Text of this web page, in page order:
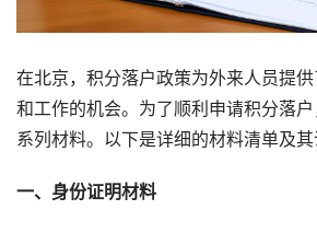
在北京，积分落户政策为外来人员提
和工作的机会。为了顺利申请积分落
系列材料。以下是详细的材料清单及其
一、身份证明材料